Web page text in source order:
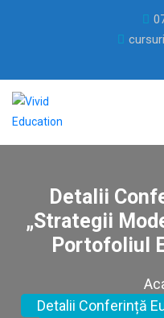
Detalii
„Strategii
Portofoliul
Detalii Conferință